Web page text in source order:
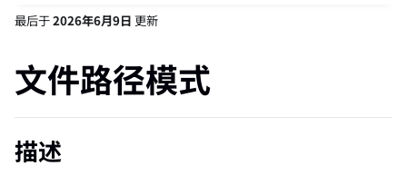
最后于2026年6月9日 更新
文件路径模式
描述